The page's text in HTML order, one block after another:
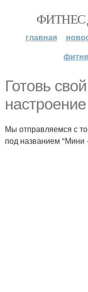
ФИТНЕС
главная
Готовь
Мы отправляемся с
под названием "Мини